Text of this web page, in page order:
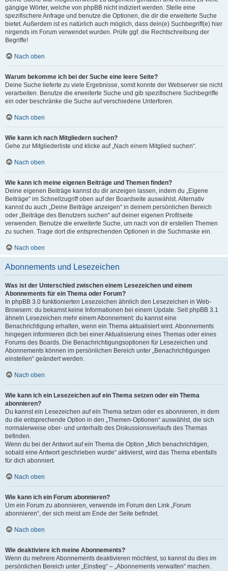
gängige Wörter, welche von phpBB nicht indiziert werden. Stelle eine
spezifischere Anfrage und benutze die Optionen, die dir die erweiterte Suche
bietet. Außerdem ist es natürlich auch möglich, dass dein(e) Suchbegriff(e) hier
nirgends im Forum verwendet wurden. Prüfe ggf. die Rechtschreibung der
Begriffe!
Nach oben
Warum bekomme ich bei der Suche eine leere Seite?
Deine Suche lieferte zu viele Ergebnisse, somit konnte der Webserver sie nicht
verarbeiten. Benutze die erweiterte Suche und gib spezifischere Suchbegriffe
ein oder beschränke die Suche auf verschiedene Unterforen.
Nach oben
Wie kann ich nach Mitgliedern suchen?
Gehe zur Mitgliederliste und klicke auf „Nach einem Mitglied suchen“.
Nach oben
Wie kann ich meine eigenen Beiträge und Themen finden?
Deine eigenen Beiträge kannst du dir anzeigen lassen, indem du „Eigene
Beiträge“ im Schnellzugriff oben auf der Boardseite auswählst. Alternativ
kannst du auch „Deine Beiträge anzeigen“ in deinem persönlichen Bereich
oder „Beiträge des Benutzers suchen“ auf deiner eigenen Profilseite
verwenden. Benutze die erweiterte Suche, um nach von dir erstellen Themen
zu suchen. Trage dort die entsprechenden Optionen in die Suchmaske ein.
Nach oben
Abonnements und Lesezeichen
Was ist der Unterschied zwischen einem Lesezeichen und einem
Abonnements für ein Thema oder Forum?
In phpBB 3.0 funktionierten Lesezeichen ähnlich den Lesezeichen in Web-
Browsern: du bekamst keine Informationen bei einem Update. Seit phpBB 3.1
ähneln Lesezeichen mehr einem Abonnement: du kannst eine
Benachrichtigung erhalten, wenn ein Thema aktualisiert wird. Abonnements
hingegen informieren dich bei einer Aktualisierung eines Themas oder eines
Forums des Boards. Die Benachrichtigungsoptionen für Lesezeichen und
Abonnements können im persönlichen Bereich unter „Benachrichtigungen
einstellen“ geändert werden.
Nach oben
Wie kann ich ein Lesezeichen auf ein Thema setzen oder ein Thema
abonnieren?
Du kannst ein Lesezeichen auf ein Thema setzen oder es abonnieren, in dem
du die entsprechende Option in den „Themen-Optionen“ auswählst, die sich
normalerweise ober- und unterhalb des Diskussionsverlaufs des Themas
befinden.
Wenn du bei der Antwort auf ein Thema die Option „Mich benachrichtigen,
sobald eine Antwort geschrieben wurde“ aktivierst, wird das Thema ebenfalls
für dich abonniert.
Nach oben
Wie kann ich ein Forum abonnieren?
Um ein Forum zu abonnieren, verwende im Forum den Link „Forum
abonnieren“, der sich meist am Ende der Seite befindet.
Nach oben
Wie deaktiviere ich meine Abonnements?
Wenn du mehrere Abonnements deaktivieren möchtest, so kannst du dies im
persönlichen Bereich unter „Einstieg“ – „Abonnements verwalten“ machen.